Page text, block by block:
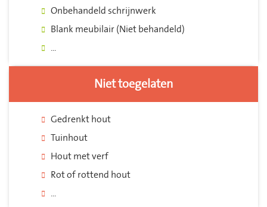
Onbehandeld schrijnwerk
Blank meubilair (Niet behandeld)
...
Niet toegelaten
Gedrenkt hout
Tuinhout
Hout met verf
Rot of rottend hout
...